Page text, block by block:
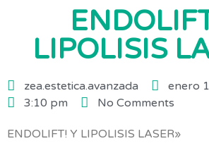
LIPOLISIS
zea.estetica.avanzada
enero
3:10 pm
No Comments
ENDOLIFT! Y LIPOLISIS LASER»